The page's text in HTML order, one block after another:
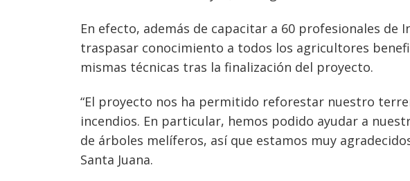
En efecto, además de capacitar a 60 profesionales
traspasar conocimiento a todos los agricultores
mismas técnicas tras la finalización del proyecto.
“El proyecto nos ha permitido reforestar nuestro
incendios. En particular, hemos podido ayudar a
de árboles melíferos, así que estamos muy
Santa Juana.